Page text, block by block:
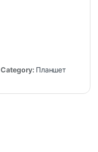
Category: Планшет